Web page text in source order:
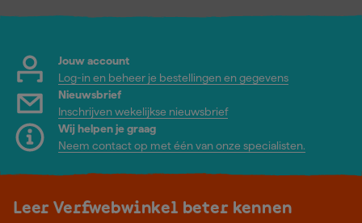
Jouw account
Log-in en beheer je bestellingen en gegevens
Nieuwsbrief
Inschrijven wekelijkse nieuwsbrief
Wij helpen je graag
Neem contact op met één van onze specialisten.
Leer Verfwebwinkel beter kennen